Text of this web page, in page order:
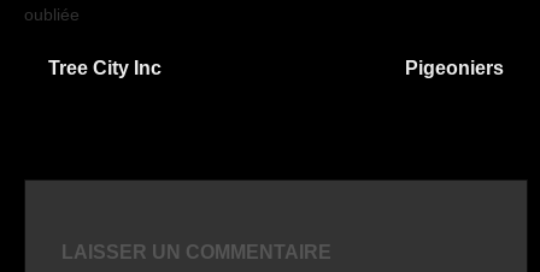
oubliée
Navigation
Tree City Inc Pigeoniers
LAISSER UN COMMENTAIRE